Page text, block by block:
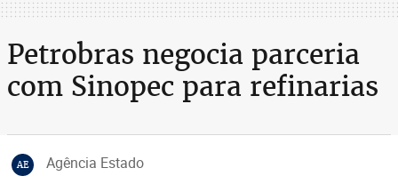
Petrobras negocia parceria
com Sinopec para refinarias
AE Agência Estado